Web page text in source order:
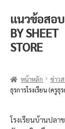
Skip
to
navigation
Skip
to
content
แนวข้อสอบ
BY SHEET
STORE
ตะกร้าสินค้า
วิธีการสั่งซื้อ
หน้าหลัก ข่าวส
ธุรการโรงเรียน (ครูธุ
โรงเรียนบ้านปลา